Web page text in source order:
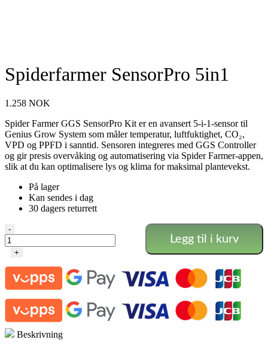
Spiderfarmer SensorPro 5in1
1.258 NOK
Spider Farmer GGS SensorPro Kit er en avansert 5-i-1-sensor til
Genius Grow System som måler temperatur, luftfuktighet, CO₂,
VPD og PPFD i sanntid. Sensoren integreres med GGS Controller
og gir presis overvåking og automatisering via Spider Farmer-appen,
slik at du kan optimalisere lys og klima for maksimal plantevekst.
På lager
Kan sendes i dag
30 dagers returrett
Spiderfarmer
SensorPro
5in1
-
+
Legg til i kurv
Beskrivning